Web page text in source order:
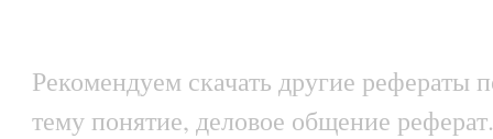
Рекомендуем скачать другие рефераты
тему понятие, деловое общение реферат.